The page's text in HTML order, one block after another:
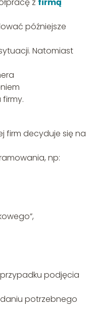
z firmą
późniejsze
Natomiast
firm decyduje się na
np:
podjęcia
potrzebnego